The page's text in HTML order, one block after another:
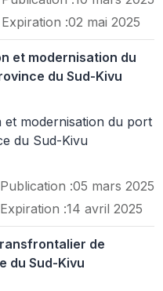
Expiration :02 mai 2025
et modernisation du
du Sud-Kivu
et modernisation du port
du Sud-Kivu
Publication :05 mars 2025
Expiration :14 avril 2025
de
du Sud-Kivu